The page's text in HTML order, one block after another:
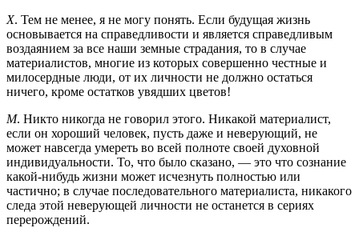
Х. Тем не менее, я не могу понять. Если будущая жизнь
основывается на справедливости и является справедливым
воздаянием за все наши земные страдания, то в случае
материалистов, многие из которых совершенно честные и
милосердные люди, от их личности не должно остаться
ничего, кроме остатков увядших цветов!
М. Никто никогда не говорил этого. Никакой материалист,
если он хороший человек, пусть даже и неверующий, не
может навсегда умереть во всей полноте своей духовной
индивидуальности. То, что было сказано, — это что сознание
какой-нибудь жизни может исчезнуть полностью или
частично; в случае последовательного материалиста, никакого
следа этой неверующей личности не останется в сериях
перерождений.